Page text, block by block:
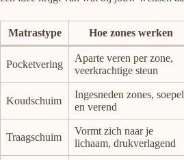
Matrastype Hoe zones werken
Pocketvering
Aparte veren per zone,
veerkrachtige steun
Koudschuim
Ingesneden zones, soepel
en verend
Traagschuim
Vormt zich naar je
lichaam, drukverlagend